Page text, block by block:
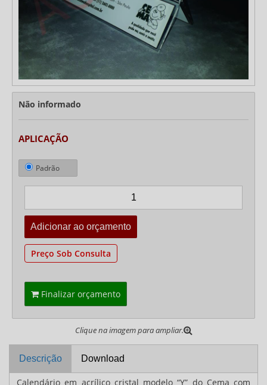
Não informado
APLICAÇÃO
Padrão
Preço Sob Consulta
Finalizar orçamento
Clique na imagem para ampliar.
Descrição Download
Calendário em acrílico cristal modelo “Y” do Cema com